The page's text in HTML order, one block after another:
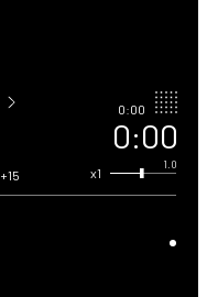
0:00
0:00
1.0
x1
+15